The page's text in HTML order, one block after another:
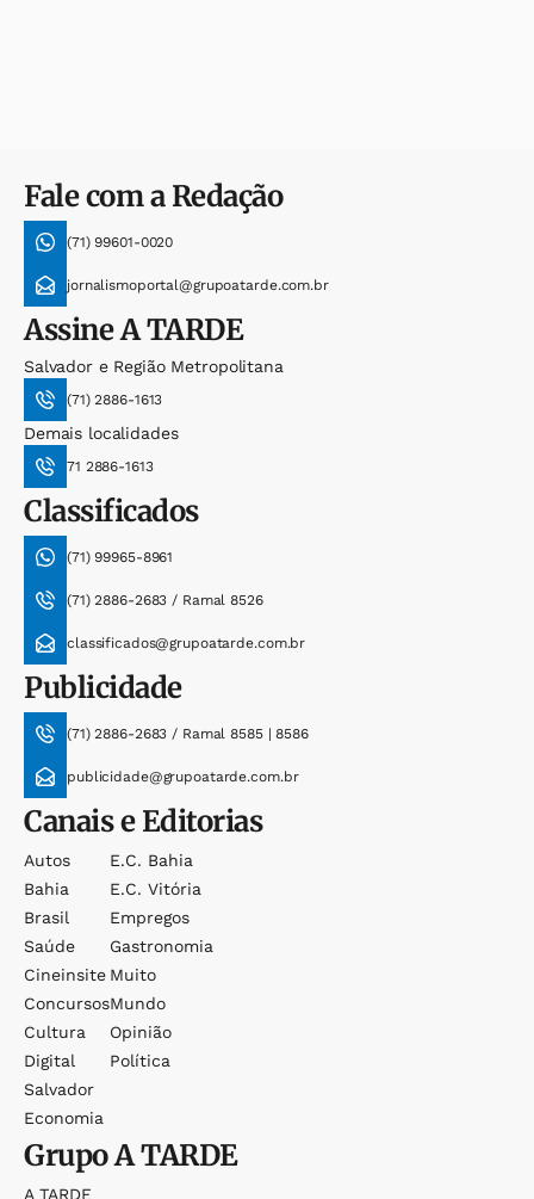
Fale com a Redação
(71) 99601-0020
jornalismoportal@grupoatarde.com.br
AssineA TARDE
Salvador e Região Metropolitana
(71) 2886-1613
Demais localidades
71 2886-1613
Classificados
(71) 99965-8961
(71) 2886-2683 / Ramal 8526
classificados@grupoatarde.com.br
Publicidade
(71) 2886-2683 / Ramal 8585 | 8586
publicidade@grupoatarde.com.br
Canais e Editorias
Autos
Bahia
Brasil
Saúde
Cineinsite
Concursos
Cultura
Digital
Salvador
Economia
E.c. Bahia
E.c. Vitória
Empregos
Gastronomia
Muito
Mundo
Opinião
Política
GrupoA TARDE
A TARDE